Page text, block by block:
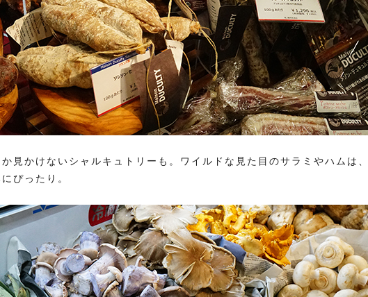
見かけないシャルキュトリーも。ワイルドな見た目のサラミやハムは、
ぴったり。